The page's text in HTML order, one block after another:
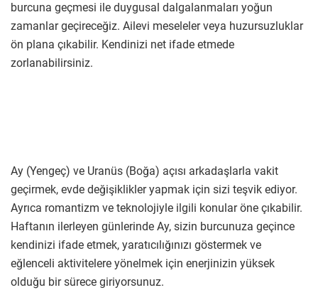
burcuna geçmesi ile duygusal dalgalanmaları yoğun
zamanlar geçireceğiz. Ailevi meseleler veya huzursuzluklar
ön plana çıkabilir. Kendinizi net ifade etmede
zorlanabilirsiniz.
Ay (Yengeç) ve Uranüs (Boğa) açısı arkadaşlarla vakit
geçirmek, evde değişiklikler yapmak için sizi teşvik ediyor.
Ayrıca romantizm ve teknolojiyle ilgili konular öne çıkabilir.
Haftanın ilerleyen günlerinde Ay, sizin burcunuza geçince
kendinizi ifade etmek, yaratıcılığınızı göstermek ve
eğlenceli aktivitelere yönelmek için enerjinizin yüksek
olduğu bir sürece giriyorsunuz.